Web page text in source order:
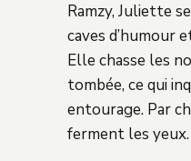
Ramzy, Juliette
caves d’humour
Elle chasse les
tombée, ce qui
entourage. Par
ferment les yeux.